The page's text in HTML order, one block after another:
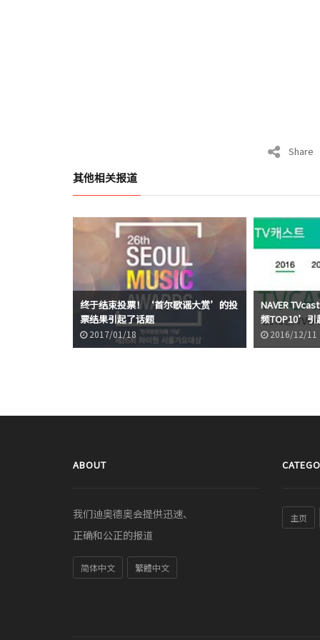
Share
其他相关报道
终于结束投票！‘首尔歌谣大赏’的投
票结果引起了话题
2017/01/18
NAVER
频TOP10’引
2016/12/11
ABOUT
我们迪奥德奥会提供迅速、
正确和公正的报道
简体中文 繁體中文
主页